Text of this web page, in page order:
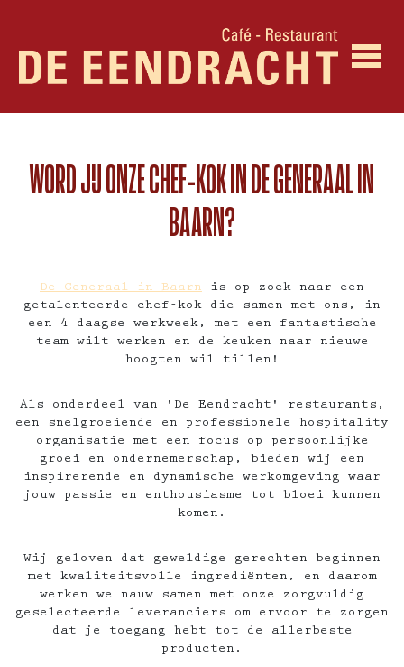
WORD JIJ ONZE CHEF-KOK IN DE GENERAAL IN
BAARN?
De Generaal in Baarn is op zoek naar een
getalenteerde chef-kok die samen met ons, in
een 4 daagse werkweek, met een fantastische
team wilt werken en de keuken naar nieuwe
hoogten wil tillen!
Als onderdeel van 'De Eendracht' restaurants,
een snelgroeiende en professionele hospitality
organisatie met een focus op persoonlijke
groei en ondernemerschap, bieden wij een
inspirerende en dynamische werkomgeving waar
jouw passie en enthousiasme tot bloei kunnen
komen.
Wij geloven dat geweldige gerechten beginnen
met kwaliteitsvolle ingrediënten, en daarom
werken we nauw samen met onze zorgvuldig
geselecteerde leveranciers om ervoor te zorgen
dat je toegang hebt tot de allerbeste
producten.